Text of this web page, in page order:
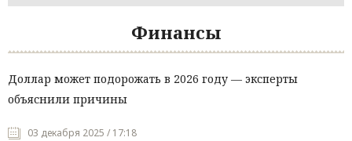
Финансы
Доллар может подорожать в 2026 году — эксперты
объяснили причины
03 декабря 2025 / 17:18